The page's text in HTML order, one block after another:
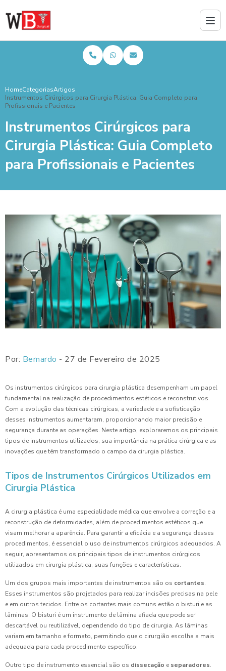
HomeCategoriasArtigos
Instrumentos Cirúrgicos para Cirurgia Plástica: Guia Completo para
Profissionais e Pacientes
Instrumentos Cirúrgicos para
Cirurgia Plástica: Guia Completo
para Profissionais e Pacientes
Por: Bernardo - 27 de Fevereiro de 2025
Os instrumentos cirúrgicos para cirurgia plástica desempenham um papel
fundamental na realização de procedimentos estéticos e reconstrutivos.
Com a evolução das técnicas cirúrgicas, a variedade e a sofisticação
desses instrumentos aumentaram, proporcionando maior precisão e
segurança durante as operações. Neste artigo, exploraremos os principais
tipos de instrumentos utilizados, sua importância na prática cirúrgica e as
inovações que têm transformado o campo da cirurgia plástica.
Tipos de Instrumentos Cirúrgicos Utilizados em
Cirurgia Plástica
A cirurgia plástica é uma especialidade médica que envolve a correção e a
reconstrução de deformidades, além de procedimentos estéticos que
visam melhorar a aparência. Para garantir a eficácia e a segurança desses
procedimentos, é essencial o uso de instrumentos cirúrgicos adequados. A
seguir, apresentamos os principais tipos de instrumentos cirúrgicos
utilizados em cirurgia plástica, suas funções e características.
Um dos grupos mais importantes de instrumentos são os cortantes.
Esses instrumentos são projetados para realizar incisões precisas na pele
e em outros tecidos. Entre os cortantes mais comuns estão o bisturi e as
lâminas. O bisturi é um instrumento de lâmina afiada que pode ser
descartável ou reutilizável, dependendo do tipo de cirurgia. As lâminas
variam em tamanho e formato, permitindo que o cirurgião escolha a mais
adequada para cada procedimento específico.
Outro tipo de instrumento essencial são os dissecação e separadores.